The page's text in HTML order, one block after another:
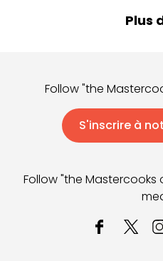
Plus
Follow "the
S'inscrire à
Follow "the Mastercooks